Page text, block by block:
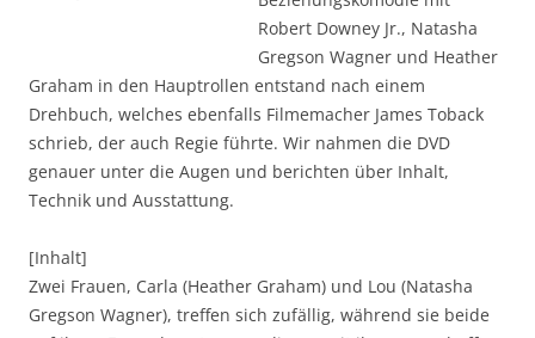
Robert Downey Jr., Natasha
Gregson Wagner und Heather
Graham in den Hauptrollen entstand nach einem
Drehbuch, welches ebenfalls Filmemacher James Toback
schrieb, der auch Regie führte. Wir nahmen die DVD
genauer unter die Augen und berichten über Inhalt,
Technik und Ausstattung.
[Inhalt]
Zwei Frauen, Carla (Heather Graham) und Lou (Natasha
Gregson Wagner), treffen sich zufällig, während sie beide